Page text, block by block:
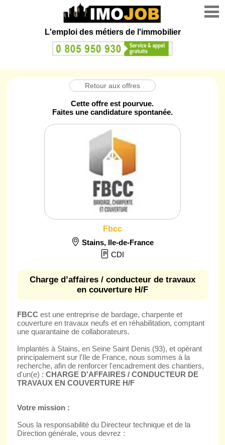
L'emploi des métiers de l'immobilier
Retour aux offres
Cette offre est pourvue.
Faites une candidature spontanée.
Fbcc
Stains, Ile-de-France
CDI
Charge d’affaires / conducteur de travaux
en couverture H/F
FBCC est une entreprise de bardage, charpente et
couverture en travaux neufs et en réhabilitation, comptant
une quarantaine de collaborateurs.
Implantés à Stains, en Seine Saint Denis (93), et opérant
principalement sur l'Ile de France, nous sommes à la
recherche, afin de renforcer l'encadrement des chantiers,
d'un(e) : CHARGE D’AFFAIRES / CONDUCTEUR DE
TRAVAUX EN COUVERTURE H/F
Votre mission :
Sous la responsabilité du Directeur technique et de la
Direction générale, vous devrez :